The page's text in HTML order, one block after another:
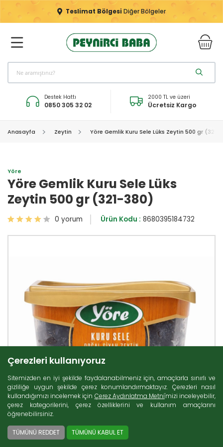
Teslimat Bölgesi Diğer Bölgeler
Destek Hattı
0850 305 32 02
2000 TL ve üzeri
Ücretsiz Kargo
Anasayfa Zeytin Yöre Gemlik Kuru Sele Lüks Zeytin 500 gr (321-
Yöre
Yöre Gemlik Kuru Sele Lüks
Zeytin 500 gr (321-380)
0 yorum Ürün Kodu : 8680395184732
Çerezleri kullanıyoruz
Sitemizden en iyi şekilde faydalanabilmeniz için, amaçlarla sınırlı ve
gizliliğe uygun şekilde çerez konumlandırmaktayız. Çerezleri nasıl
kullandığımızı incelemek için Çerez Aydınlatma Metni'mizi inceleyebilir,
çerez kategorilerini, çerez özelliklerini ve kullanım amaçlarını
öğrenebilirsiniz.
TÜMÜNÜ REDDET TÜMÜNÜ KABUL ET